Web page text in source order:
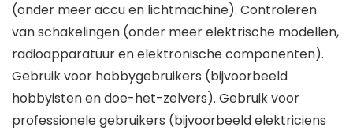
(onder meer accu en lichtmachine). Controleren
van schakelingen (onder meer elektrische modellen,
radioapparatuur en elektronische componenten).
Gebruik voor hobbygebruikers (bijvoorbeeld
hobbyisten en doe-het-zelvers). Gebruik voor
professionele gebruikers (bijvoorbeeld elektriciens